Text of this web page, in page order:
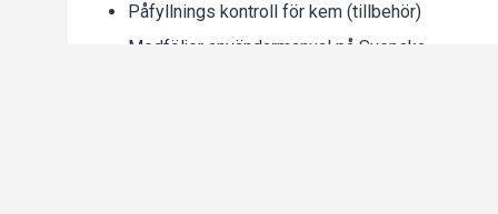
Påfyllnings kontroll för kem (tillbehör)
Medföljer användarmanual på Svenska